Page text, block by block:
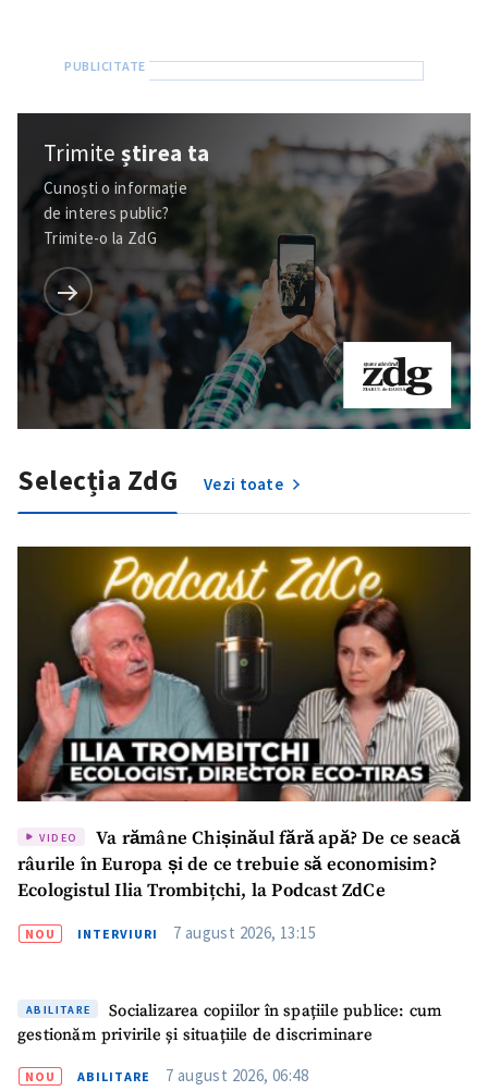
Trimiteștirea ta
Cunoști o informație
de interes public?
Trimite-o la ZdG
Selecția ZdG Vezi toate
VIDEO
Va rămâne Chișinăul fără apă? De ce seacă
râurile în Europa și de ce trebuie să economisim?
Ecologistul Ilia Trombițchi, la Podcast ZdCe
NOU INTERVIURI 7 august 2026, 13:15
ABILITARE
Socializarea copiilor în spațiile publice: cum
gestionăm privirile și situațiile de discriminare
NOU ABILITARE 7 august 2026, 06:48